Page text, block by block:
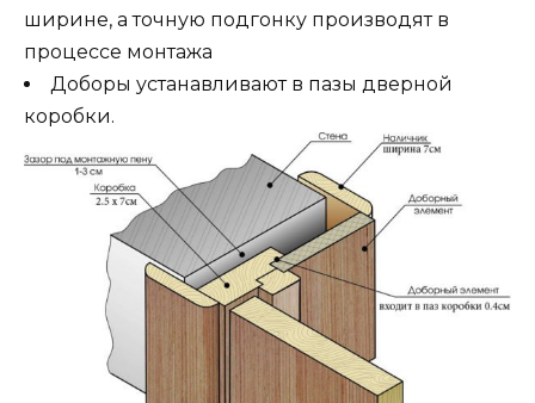
ширине, а точную подгонку производят в
процессе монтажа
Доборы устанавливают в пазы дверной
коробки.